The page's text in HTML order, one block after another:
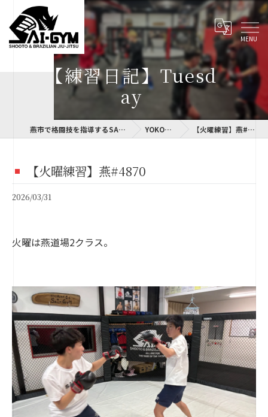
【練習日記】Tuesd
ay
燕市で格闘技を指導するSAI-GYM YOKOLOG 【火曜練習】燕#4870
【火曜練習】燕#4870
2026/03/31
火曜は燕道場2クラス。